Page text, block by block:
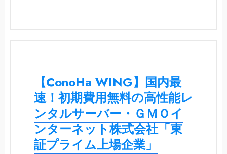
【ConoHa WING】国内最
速！初期費用無料の高性能レ
ンタルサーバー・ＧＭＯイ
ンターネット株式会社「東
証プライム上場企業」